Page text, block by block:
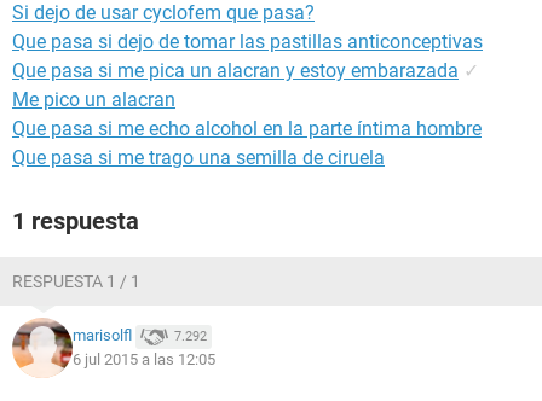
Si dejo de usar cyclofem que pasa?
Que pasa si dejo de tomar las pastillas anticonceptivas
Que pasa si me pica un alacran y estoy embarazada ✓
Me pico un alacran
Que pasa si me echo alcohol en la parte íntima hombre
Que pasa si me trago una semilla de ciruela
1 respuesta
RESPUESTA 1 / 1
marisolfl 7.292
6 jul 2015 a las 12:05